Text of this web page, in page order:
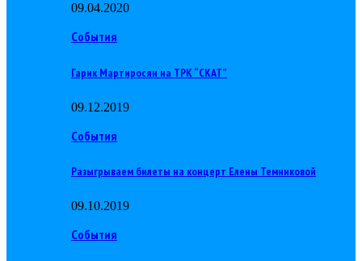
09.04.2020
События
Гарик Мартиросян на ТРК “СКАТ”
09.12.2019
События
Разыгрываем билеты на концерт Елены Темниковой
09.10.2019
События